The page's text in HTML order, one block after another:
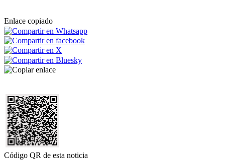
Enlace copiado
Código QR de esta noticia